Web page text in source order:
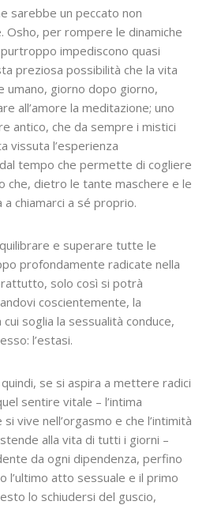
sarebbe un peccato non
Osho, per rompere le dinamiche
impediscono quasi
preziosa possibilità che la vita
umano, giorno dopo giorno,
all’amore la meditazione; uno
antico, che da sempre i mistici
vissuta l’esperienza
dal tempo che permette di cogliere
che, dietro le tante maschere e le
chiamarci a sé proprio.
e superare tutte le
profondamente radicate nella
solo così si potrà
coscientemente, la
soglia la sessualità conduce,
l’estasi.
se si aspira a mettere radici
sentire vitale – l’intima
vive nell’orgasmo e che l’intimità
alla vita di tutti i giorni –
da ogni dipendenza, perfino
l’ultimo atto sessuale e il primo
lo schiudersi del guscio,